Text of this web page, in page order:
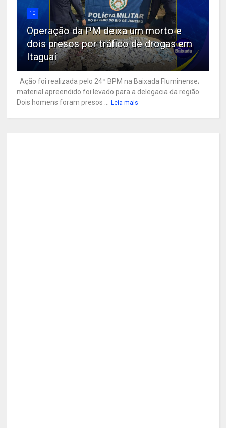
10
Operação da PM deixa um morto e
dois presos por tráfico de drogas em
Itaguaí
Ação foi realizada pelo 24º BPM na Baixada Fluminense;
material apreendido foi levado para a delegacia da região
Dois homens foram presos ... Leia mais